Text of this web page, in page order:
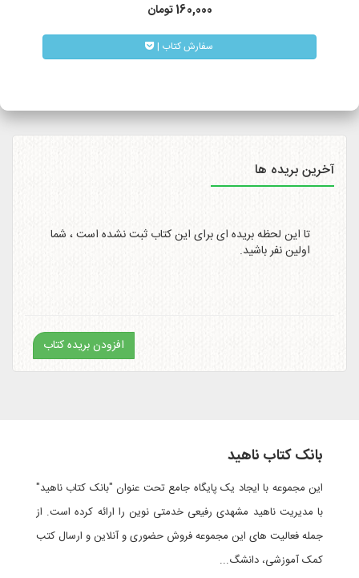
ممکن است کالا کمی با تاخیر به دست مشتریان محترم برسد.
همیچنین امکان پیگیری وضعیت سفارشات پست پیشتاز از طریق
رقمی میسر است.
160,000تومان
| سفارش کتاب
آخرین بریده ها
تا این لحظه بریده ای برای این کتاب ثبت نشده است ، شما
اولین نفر باشید.
افزودن بریده کتاب
بانک کتاب ناهید
این مجموعه با ایجاد یک پایگاه جامع تحت عنوان "بانک کتاب ناهید"
با مدیریت ناهید مشهدی رفیعی خدمتی نوین را ارائه کرده است. از
جمله فعالیت های این مجموعه فروش حضوری و آنلاین و ارسال کتب
کمک آموزشی، دانشگ...